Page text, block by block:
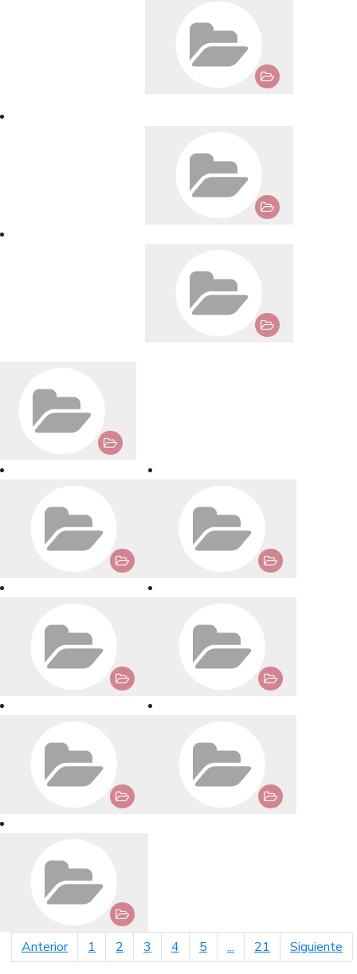
Anteriorpágina anterior
1 2 3 4 5 ... 21 Siguiente